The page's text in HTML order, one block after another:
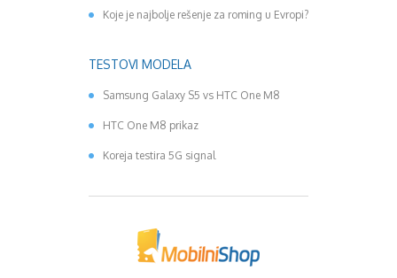
Koje je najbolje rešenje za roming u Evropi?
TESTOVI MODELA
Samsung Galaxy S5 vs HTC One M8
HTC One M8 prikaz
Koreja testira 5G signal